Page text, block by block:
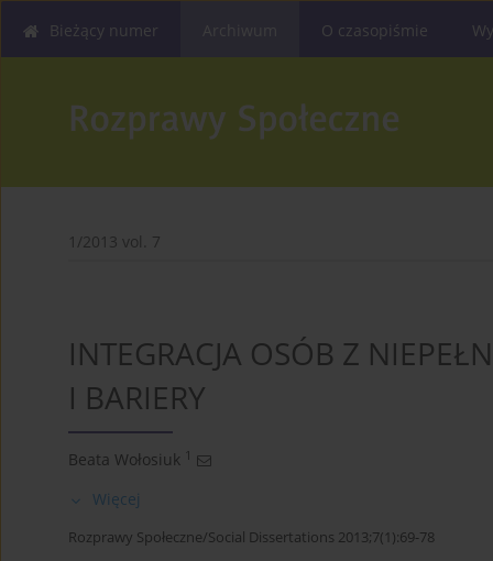
Bieżący numer O czasopiśmie
1/2013 vol. 7
INTEGRACJA OSÓB Z
I BARIERY
Beata Wołosiuk 1
Więcej
Rozprawy Społeczne/Social Dissertations 2013;7(1):69-78